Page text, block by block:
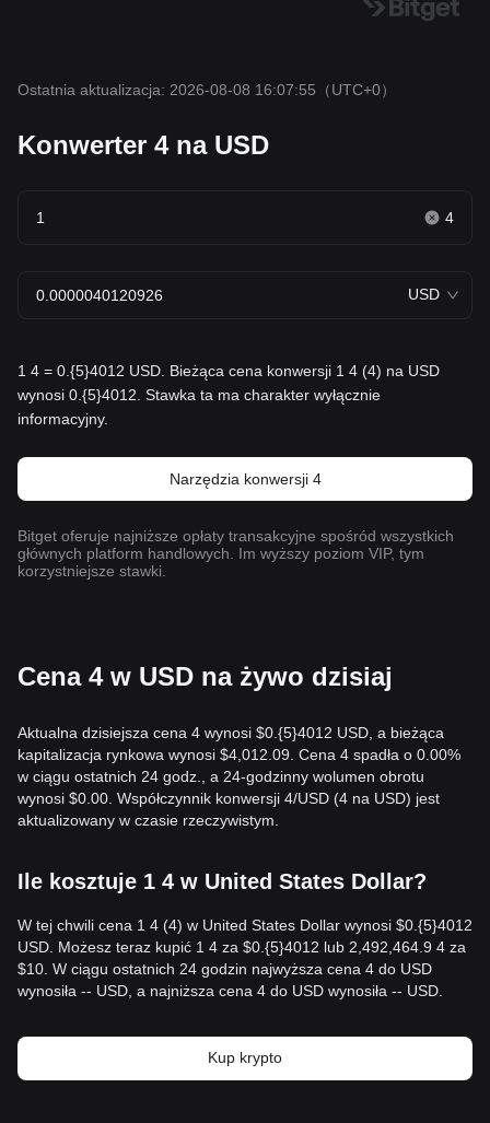
Ostatnia aktualizacja: 2026-08-08 16:07:55 （UTC+0）
Konwerter 4 na USD
4
USD
1 4 = 0.{5}4012 USD. Bieżąca cena konwersji 1 4 (4) na USD
wynosi 0.{5}4012. Stawka ta ma charakter wyłącznie
informacyjny.
Narzędzia konwersji 4
Bitget oferuje najniższe opłaty transakcyjne spośród wszystkich
głównych platform handlowych. Im wyższy poziom VIP, tym
korzystniejsze stawki.
Cena 4 w USD na żywo dzisiaj
Aktualna dzisiejsza cena 4 wynosi $0.{​5}4012 USD, a bieżąca
kapitalizacja rynkowa wynosi $4,012.09. Cena 4 spadła o 0.00%
w ciągu ostatnich 24 godz., a 24-godzinny wolumen obrotu
wynosi $0.00. Współczynnik konwersji 4/USD (4 na USD) jest
aktualizowany w czasie rzeczywistym.
Ile kosztuje 1 4 w United States Dollar?
W tej chwili cena 1 4 (4) w United States Dollar wynosi $0.{​5}4012
USD. Możesz teraz kupić 1 4 za $0.{​5}4012 lub 2,492,464.9 4 za
$10. W ciągu ostatnich 24 godzin najwyższa cena 4 do USD
wynosiła -- USD, a najniższa cena 4 do USD wynosiła -- USD.
Kup krypto